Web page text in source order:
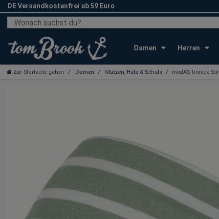
DE Versandkostenfrei ab 59 Euro
Damen Herren
Zur Startseite gehen Damen Mützen, Hüte & Schals modAS Unisex